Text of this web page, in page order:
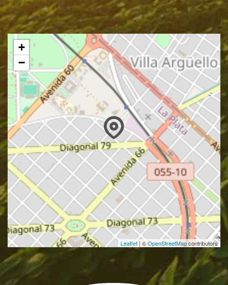
+
−
Leaflet | ©OpenStreetMapcontributors